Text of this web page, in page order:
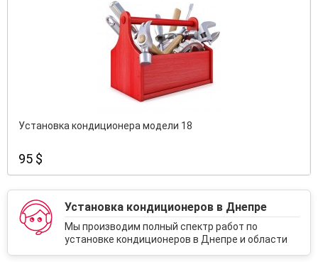
Установка кондиционера модели 18
95 $
Установка кондиционеров в Днепре
Мы производим полный спектр работ по
установке кондиционеров в Днепре и области